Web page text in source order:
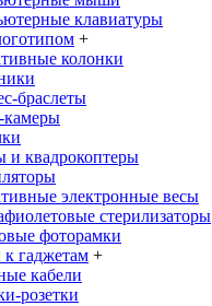
клавиатуры
+
колонки
браслеты
и квадрокоптеры
электронные весы
стерилизаторы
фоторамки
к гаджетам +
кабели
розетки